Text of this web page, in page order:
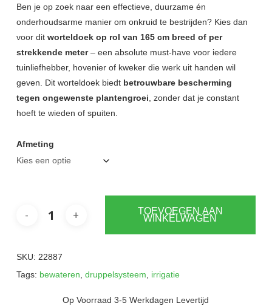
tot
€119,95
Ben je op zoek naar een effectieve, duurzame én
onderhoudsarme manier om onkruid te bestrijden? Kies dan
voor dit worteldoek op rol van 165 cm breed of per
strekkende meter– een absolute must-have voor iedere
tuinliefhebber, hovenier of kweker die werk uit handen wil
geven. Dit worteldoek biedt betrouwbare bescherming
tegen ongewenste plantengroei, zonder dat je constant
hoeft te wieden of spuiten.
Afmeting
TOEVOEGEN AAN
WINKELWAGEN
SKU: 22887
Tags: bewateren, druppelsysteem, irrigatie
Op Voorraad 3-5 Werkdagen Levertijd